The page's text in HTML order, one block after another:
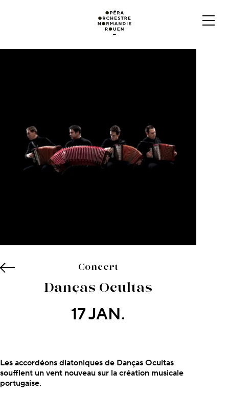
Concert
Danças Ocultas
17 JAN.
À propos du concert
Les accordéons diatoniques de Danças Ocultas
soufflent un vent nouveau sur la création musicale
portugaise.